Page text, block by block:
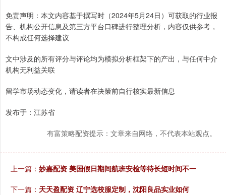
免责声明：本文内容基于撰写时（2024年5月24日）可获取的行业报
告、机构公开信息及第三方平台口碑进行整理分析，内容仅供参考，
不构成任何选择建议
文中涉及的所有评分与评论均为模拟分析框架下的产出，与任何中介
机构无利益关联
留学市场动态变化，请读者在决策前自行核实最新信息
发布于：江苏省
有富策略配资提示：文章来自网络，不代表本站观点。
上一篇： 妙嘉配资 美国假日期间航班安检等待长短时间不一
下一篇： 天天盈配资 辽宁选校服定制，沈阳良品实业如何